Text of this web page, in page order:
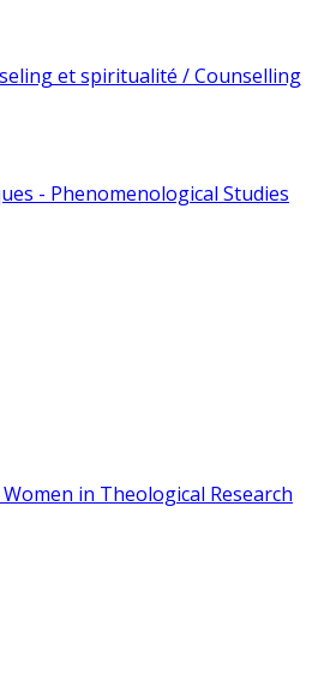
et spiritualité / Counselling
- Phenomenological Studies
in Theological Research